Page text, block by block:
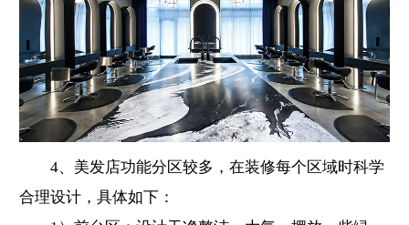
4、美发店功能分区较多，在装修每个区域时科学
合理设计，具体如下：